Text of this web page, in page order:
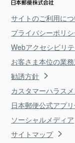
サイトのご利用に
プライバシーポリ
Webアクセシビリ
お客さま本位の業
勧誘方針
カスタマーハラス
日本郵便公式アプ
ソーシャルメディア
サイトマップ